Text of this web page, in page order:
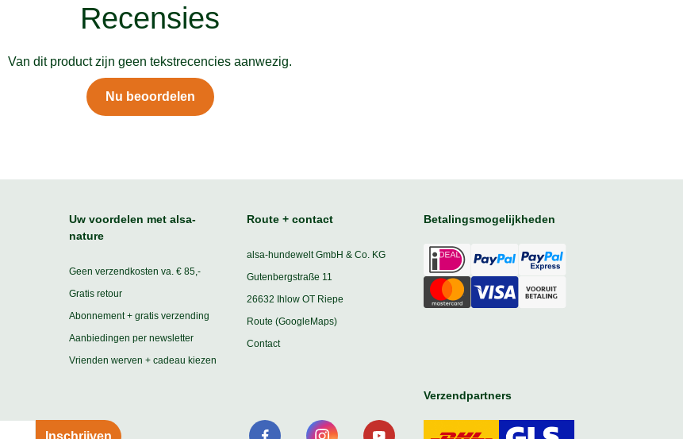
Recensies
Van dit product zijn geen tekstrecencies aanwezig.
Nu beoordelen
Uw voordelen met alsa-
nature
Geen verzendkosten va. € 85,-
Gratis retour
Abonnement + gratis verzending
Aanbiedingen per newsletter
Vrienden werven + cadeau kiezen
Route + contact
alsa-hundewelt GmbH & Co. KG
Gutenbergstraße 11
26632 Ihlow OT Riepe
Route (GoogleMaps)
Contact
Betalingsmogelijkheden
Verzendpartners